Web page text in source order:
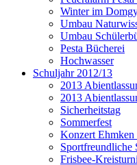
Winter im
Umbau
Umbau
Pesta Bücherei
Hochwasser
Schuljahr 2012/13
2013
2013
Sicherheitstag
Sommerfest
Konzert
Sportfreundliche
Frisbee-